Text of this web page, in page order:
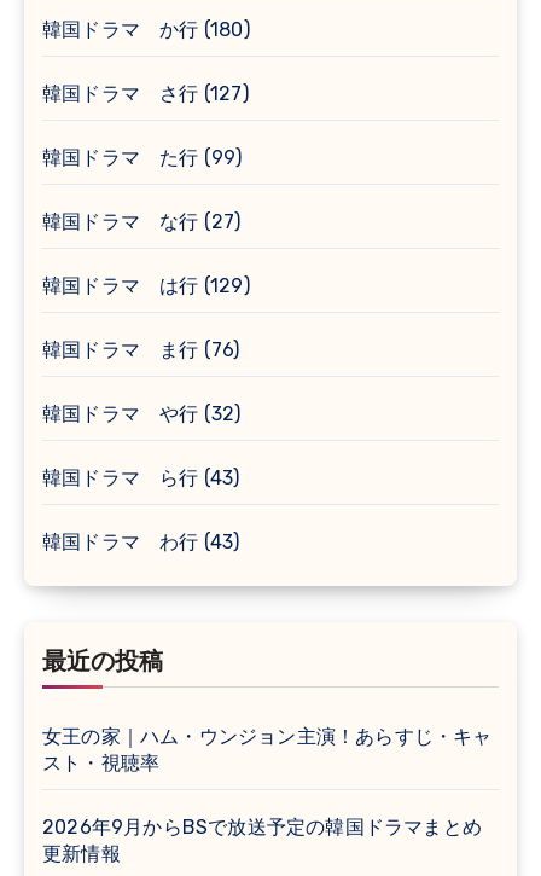
韓国ドラマ か行 (180)
韓国ドラマ さ行 (127)
韓国ドラマ た行 (99)
韓国ドラマ な行 (27)
韓国ドラマ は行 (129)
韓国ドラマ ま行 (76)
韓国ドラマ や行 (32)
韓国ドラマ ら行 (43)
韓国ドラマ わ行 (43)
最近の投稿
女王の家｜ハム・ウンジョン主演！あらすじ・キャ
スト・視聴率
2026年9月からBSで放送予定の韓国ドラマまとめ
更新情報